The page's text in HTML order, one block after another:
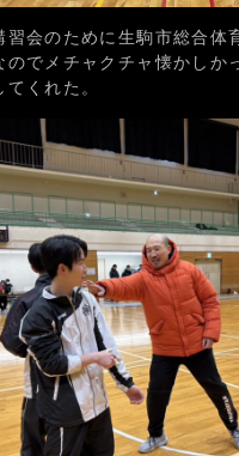
習会のために生駒市総合
でメチャクチャ懐かしか
くれた。